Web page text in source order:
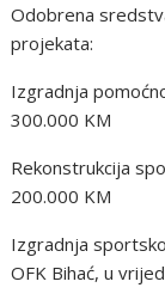
Odobrena
projekata:
Izgradnja
300.000 KM
Rekonstrukcija
200.000 KM
Izgradnja
OFK Bihać, u